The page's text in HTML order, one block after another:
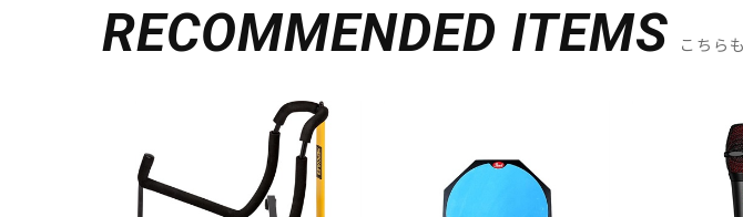
RECOMMENDED ITEMS こちら